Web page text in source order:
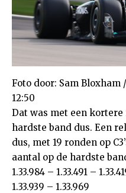
Foto door: Sam
12:50
Dat was met een kortere
hardste band dus. Een
dus, met 19 ronden op
aantal op de hardste
1.33.984 – 1.33.491 –
1.33.939 – 1.33.969